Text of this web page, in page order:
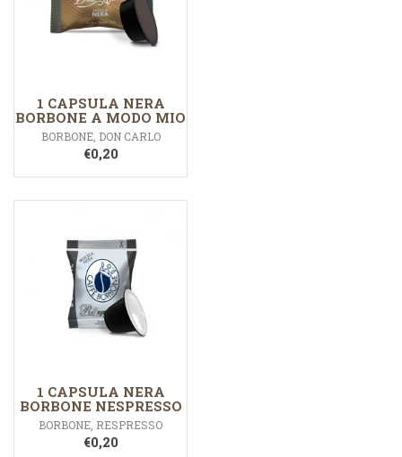
1 CAPSULA NERA
BORBONE A MODO MIO
BORBONE, DON CARLO
€0,20
1 CAPSULA NERA
BORBONE NESPRESSO
BORBONE RESPRESSO
€0,20